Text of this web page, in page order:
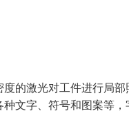
的激光对工件进行局
文字、符号和图案等